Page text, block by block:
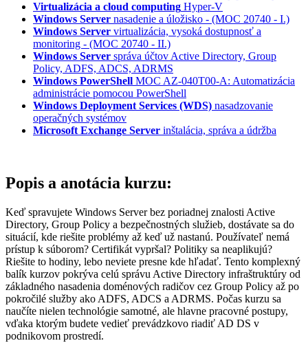
Virtualizácia a cloud computing Hyper-V
Windows Server nasadenie a úložisko - (MOC 20740 - I.)
Windows Server virtualizácia, vysoká dostupnosť a
monitoring - (MOC 20740 - II.)
Windows Server správa účtov Active Directory, Group
Policy, ADFS, ADCS, ADRMS
Windows PowerShell MOC AZ-040T00-A: Automatizácia
administrácie pomocou PowerShell
Windows Deployment Services (WDS) nasadzovanie
operačných systémov
Microsoft Exchange Server inštalácia, správa a údržba
Popis a anotácia kurzu:
Keď spravujete Windows Server bez poriadnej znalosti Active
Directory, Group Policy a bezpečnostných služieb, dostávate sa do
situácií, kde riešite problémy až keď už nastanú. Používateľ nemá
prístup k súborom? Certifikát vypršal? Politiky sa neaplikujú?
Riešite to hodiny, lebo neviete presne kde hľadať. Tento komplexný
balík kurzov pokrýva celú správu Active Directory infraštruktúry od
základného nasadenia doménových radičov cez Group Policy až po
pokročilé služby ako ADFS, ADCS a ADRMS. Počas kurzu sa
naučíte nielen technológie samotné, ale hlavne pracovné postupy,
vďaka ktorým budete vedieť prevádzkovo riadiť AD DS v
podnikovom prostredí.